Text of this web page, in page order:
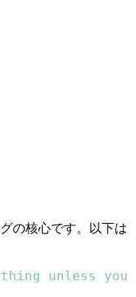
の核心です。以下は
unless